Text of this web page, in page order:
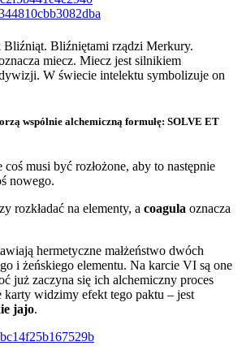
Bliźniąt. Bliźniętami rządzi Merkury.
miecz. Miecz jest silnikiem
W świecie intelektu symbolizuje on
wspólnie alchemiczną formułę: SOLVE ET
coś musi być rozłożone, aby to następnie
nowego.
rozkładać na elementy, a coagula oznacza
hermetyczne małżeństwo dwóch
i żeńskiego elementu. Na karcie VI są one
już zaczyna się ich alchemiczny proces
karty widzimy efekt tego paktu – jest
jajo.